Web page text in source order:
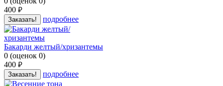
400 руб.
Заказать! подробнее
Бакарди желтый/хризантемы
0 (оценок 0)
400 руб.
Заказать! подробнее